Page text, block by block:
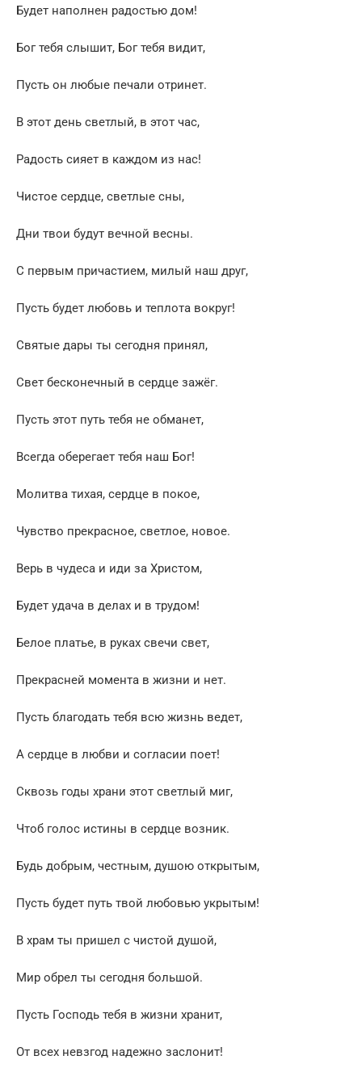
Будет наполнен радостью дом!
Бог тебя слышит, Бог тебя видит,
Пусть он любые печали отринет.
В этот день светлый, в этот час,
Радость сияет в каждом из нас!
Чистое сердце, светлые сны,
Дни твои будут вечной весны.
С первым причастием, милый наш друг,
Пусть будет любовь и теплота вокруг!
Святые дары ты сегодня принял,
Свет бесконечный в сердце зажёг.
Пусть этот путь тебя не обманет,
Всегда оберегает тебя наш Бог!
Молитва тихая, сердце в покое,
Чувство прекрасное, светлое, новое.
Верь в чудеса и иди за Христом,
Будет удача в делах и в трудом!
Белое платье, в руках свечи свет,
Прекрасней момента в жизни и нет.
Пусть благодать тебя всю жизнь ведет,
А сердце в любви и согласии поет!
Сквозь годы храни этот светлый миг,
Чтоб голос истины в сердце возник.
Будь добрым, честным, душою открытым,
Пусть будет путь твой любовью укрытым!
В храм ты пришел с чистой душой,
Мир обрел ты сегодня большой.
Пусть Господь тебя в жизни хранит,
От всех невзгод надежно заслонит!